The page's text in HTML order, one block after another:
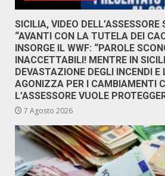
SICILIA, VIDEO
“AVANTI CON LA TUTELA DEI
INSORGE IL WWF: “PAROLE
INACCETTABILI! MENTRE IN
DEVASTAZIONE DEGLI INCENDI E
AGONIZZA PER I CAMBIAMENTI
L’ASSESSORE VUOLE
7 Agosto 2026